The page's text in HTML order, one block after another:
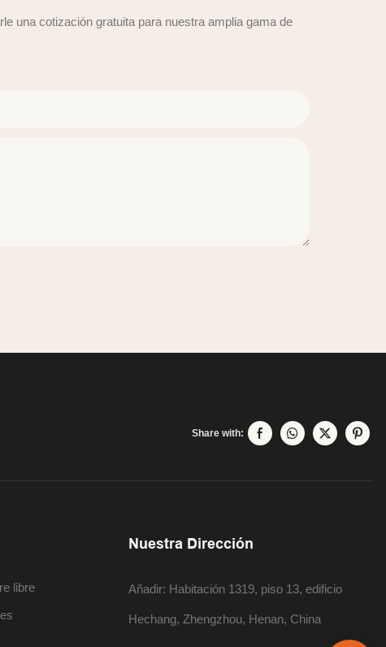
una cotización gratuita para nuestra amplia gama de
Share with:
libre
Nuestra Dirección
Añadir: Habitación 1319, piso 13, edificio
Hechang, Zhengzhou, Henan, China